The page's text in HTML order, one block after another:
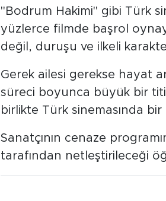
"Bodrum Hakimi" gibi Türk
yüzlerce filmde başrol
değil, duruşu ve ilkeli
Gerek ailesi gerekse hayat
süreci boyunca büyük bir
birlikte Türk sinemasında
Sanatçının cenaze
tarafından netleştirileceği